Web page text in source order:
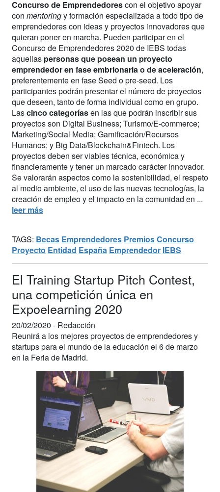
Concurso de Emprendedorescon el objetivo apoyar
con mentoringy formación especializada a todo tipo de
emprendedores con ideas y proyectos innovadores que
quieran poner en marcha. Pueden participar en el
Concurso de Emprendedores 2020 de IEBS todas
aquellas personas que posean un proyecto
emprendedor en fase embrionaria o de aceleración,
preferentemente en fase Seed o pre-seed. Los
participantes podrán presentar el número de proyectos
que deseen, tanto de forma individual como en grupo.
Lascinco categoríasen las que podrán inscribir sus
proyectos son Digital Business; Turismo/E-commerce;
Marketing/Social Media; Gamificación/Recursos
Humanos; y Big Data/Blockchain&Fintech. Los
proyectos deben ser viables técnica, económica y
financieramente y tener un marcado carácter innovador.
Se valorarán aspectos como la sostenibilidad, el respeto
al medio ambiente, el uso de las nuevas tecnologías, la
creación de empleo y el impacto en la comunidad en ...
leer más
TAGS: Becas Emprendedores PremiosConcurso
Proyecto Entidad España Emprendedor IEBS
El Training Startup Pitch Contest,
una competición única en
Expoelearning 2020
20/02/2020 - Redacción
Reunirá a los mejores proyectos de emprendedores y
startups para el mundo de la educación el 6 de marzo
en la Feria de Madrid.